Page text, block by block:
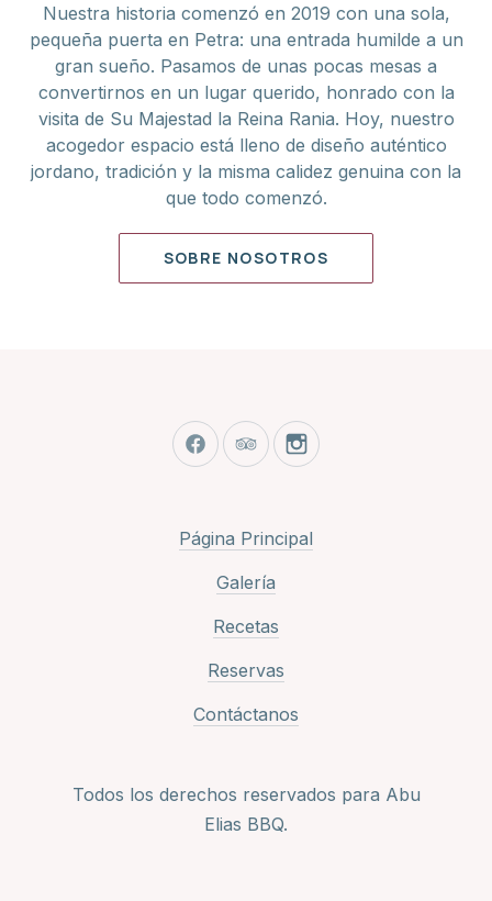
Nuestra historia comenzó en 2019 con una sola,
pequeña puerta en Petra: una entrada humilde a un
gran sueño. Pasamos de unas pocas mesas a
convertirnos en un lugar querido, honrado con la
visita de Su Majestad la Reina Rania. Hoy, nuestro
acogedor espacio está lleno de diseño auténtico
jordano, tradición y la misma calidez genuina con la
que todo comenzó.
SOBRE NOSOTROS
New Window
New WindowNew Window
Página Principal
Galería
Recetas
Reservas
Contáctanos
Todos los derechos reservados para Abu
Elias BBQ.